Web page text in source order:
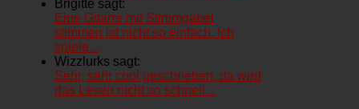
Brigitte sagt:
Eine Gitarre mit Stimmgabel
stimmen ist nicht so einfach. Ich
spiele...
Wizzlurks sagt:
Sehr, sehr cool geschrieben, da wird
das Lesen nicht so schnell...